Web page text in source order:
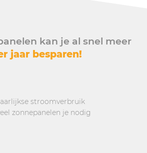
kan je al snel meer
jaar besparen!
stroomverbruik
zonnepanelen je nodig